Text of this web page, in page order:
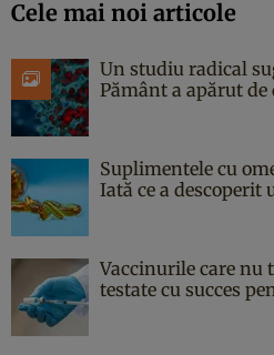
Cele mai noi articole
Un studiu radical
Pământ a apărut de
Suplimentele cu
Iată ce a descoperit
Vaccinurile care nu
testate cu succes